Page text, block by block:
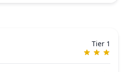
Tier 1